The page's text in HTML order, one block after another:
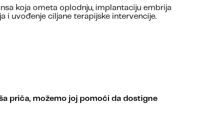
koja ometa oplodnju, implantaciju embrija
i uvođenje ciljane terapijske intervencije.
priča, možemo joj pomoći da dostigne